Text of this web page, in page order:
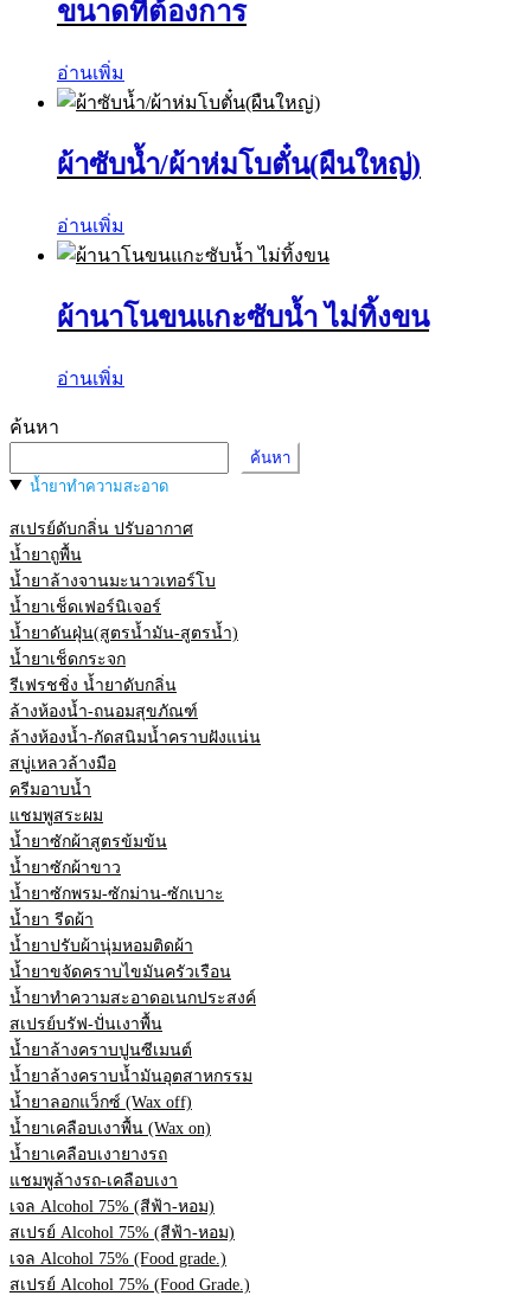
ขนาดที่ต้องการ
อ่านเพิ่ม
ผ้าซับน้ำ/ผ้าห่มโบตั๋น(ผืนใหญ่)
อ่านเพิ่ม
ผ้านาโนขนแกะซับน้ำ ไม่ทิ้งขน
อ่านเพิ่ม
ค้นหา
ค้นหา
น้ำยาทำความสะอาด
สเปรย์ดับกลิ่น ปรับอากาศ
น้ำยาถูพื้น
น้ำยาล้างจานมะนาวเทอร์โบ
น้ำยาเช็ดเฟอร์นิเจอร์
น้ำยาดันฝุ่น(สูตรน้ำมัน-สูตรน้ำ)
น้ำยาเช็ดกระจก
รีเฟรชชิ่ง น้ำยาดับกลิ่น
ล้างห้องน้ำ-ถนอมสุขภัณฑ์
ล้างห้องน้ำ-กัดสนิมน้ำคราบฝังแน่น
สบู่เหลวล้างมือ
ครีมอาบน้ำ
แชมพูสระผม
น้ำยาซักผ้าสูตรข้มข้น
น้ำยาซักผ้าขาว
น้ำยาซักพรม-ซักม่าน-ซักเบาะ
น้ำยา รีดผ้า
น้ำยาปรับผ้านุ่มหอมติดผ้า
น้ำยาขจัดคราบไขมันครัวเรือน
น้ำยาทำความสะอาดอเนกประสงค์
สเปรย์บรัฟ-ปั่นเงาพื้น
น้ำยาล้างคราบปูนซีเมนต์
น้ำยาล้างคราบน้ำมันอุตสาหกรรม
น้ำยาลอกแว็กซ์ (Wax off)
น้ำยาเคลือบเงาพื้น (Wax on)
น้ำยาเคลือบเงายางรถ
แชมพูล้างรถ-เคลือบเงา
เจล Alcohol 75% (สีฟ้า-หอม)
สเปรย์ Alcohol 75% (สีฟ้า-หอม)
เจล Alcohol 75% (Food grade.)
สเปรย์ Alcohol 75% (Food Grade.)